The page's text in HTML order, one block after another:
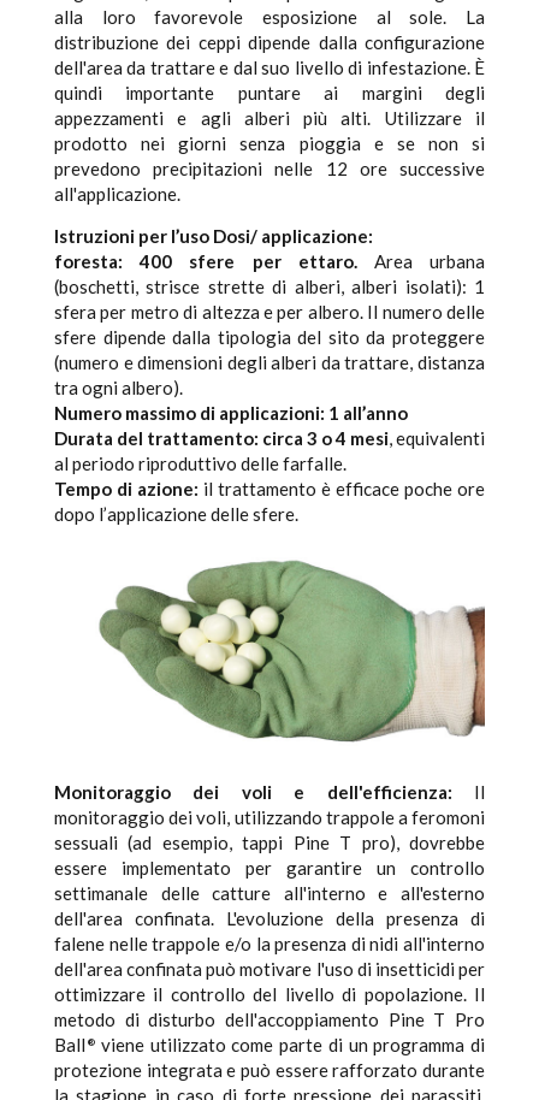
alla loro favorevole esposizione al sole. La
distribuzione dei ceppi dipende dalla configurazione
dell'area da trattare e dal suo livello di infestazione. È
quindi importante puntare ai margini degli
appezzamenti e agli alberi più alti. Utilizzare il
prodotto nei giorni senza pioggia e se non si
prevedono precipitazioni nelle 12 ore successive
all'applicazione.
Istruzioni per l’uso Dosi/ applicazione:
foresta: 400 sfere per ettaro.Area urbana
(boschetti, strisce strette di alberi, alberi isolati): 1
sfera per metro di altezza e per albero. Il numero delle
sfere dipende dalla tipologia del sito da proteggere
(numero e dimensioni degli alberi da trattare, distanza
tra ogni albero).
Numero massimo di applicazioni: 1 all’anno
Durata del trattamento: circa 3 o 4 mesi, equivalenti
al periodo riproduttivo delle farfalle.
Tempo di azione: il trattamento è efficace poche ore
dopo l’applicazione delle sfere.
Monitoraggio dei voli e dell'efficienza: Il
monitoraggio dei voli, utilizzando trappole a feromoni
sessuali (ad esempio, tappi Pine T pro), dovrebbe
essere implementato per garantire un controllo
settimanale delle catture all'interno e all'esterno
dell'area confinata. L'evoluzione della presenza di
falene nelle trappole e/o la presenza di nidi all'interno
dell'area confinata può motivare l'uso di insetticidi per
ottimizzare il controllo del livello di popolazione. Il
metodo di disturbo dell'accoppiamento Pine T Pro
Ball ®
viene utilizzato come parte di un programma di
protezione integrata e può essere rafforzato durante
la stagione in caso di forte pressione dei parassiti.